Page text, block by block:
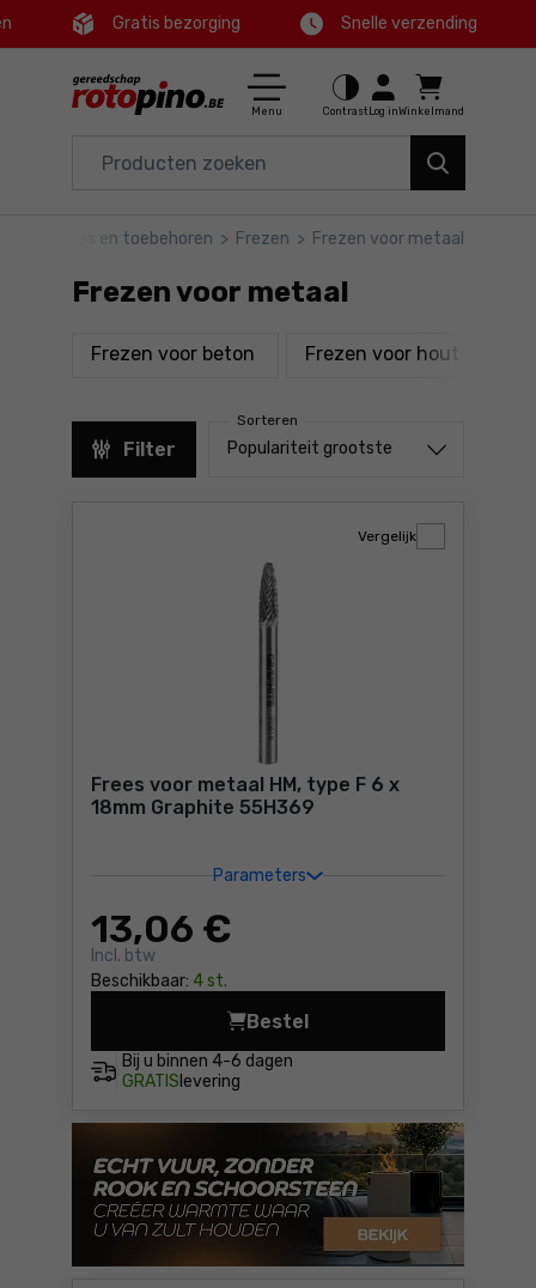
Ctrl
Hoofdmenu
Filters
Producten
Gratis bezorging Snelle verzending
Menu Contrast Log inWinkelmand
Huis en tuin
Accessoires en toebehoren > Frezen > Frezen voor metaal
Frezen voor metaal
Frezen voor beton producten
Frezen voor hout
Filter
Sorteren
Sorteren uit
Populariteit grootste
Frees voor metaal HM, type F 6 x
18mm Graphite 55H369
Parameters
13,06 €
Incl. btw
Beschikbaar: 4 st.
Vergelijk
Bij u binnen 4-6 dagen
GRATIS levering
Bestel
Frees voor metaal HM,